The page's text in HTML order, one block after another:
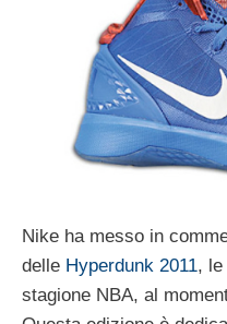
Nike ha messo in
delle Hyperdunk 2011, le
stagione NBA, al